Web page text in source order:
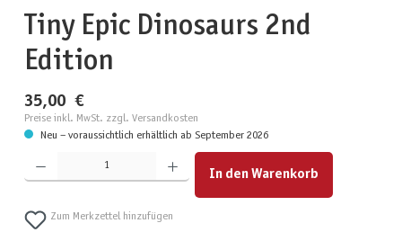
Tiny Epic Dinosaurs 2nd
Edition
35,00 €
Preise inkl. MwSt. zzgl. Versandkosten
Neu – voraussichtlich erhältlich ab September 2026
Produkt Anzahl: Gib den gewünschten Wert ein oder benutze die Schaltflächen um die Anzahl zu
In den Warenkorb
Zum Merkzettel hinzufügen